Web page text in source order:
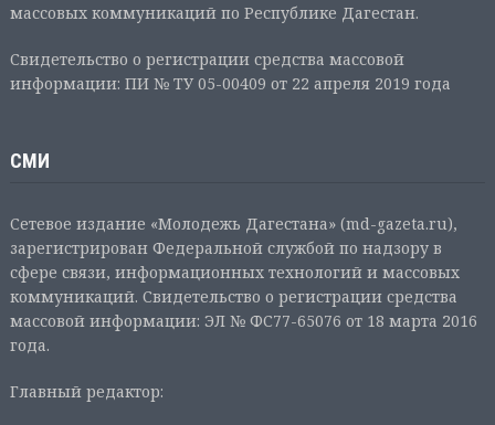
массовых коммуникаций по Республике Дагестан.
Свидетельство о регистрации средства массовой
информации: ПИ № ТУ 05-00409 от 22 апреля 2019 года
СМИ
Сетевое издание «Молодежь Дагестана» (md-gazeta.ru),
зарегистрирован Федеральной службой по надзору в
сфере связи, информационных технологий и массовых
коммуникаций. Свидетельство о регистрации средства
массовой информации: ЭЛ № ФС77-65076 от 18 марта 2016
года.
Главный редактор: